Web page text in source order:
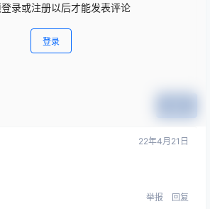
录或注册以后才能发表评论
登录
22年4月21日
举报 回复